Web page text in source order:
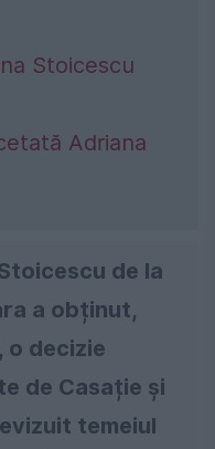
Stoicescu
Adriana
de la
a obținut,
o decizie
de Casație și
temeiul